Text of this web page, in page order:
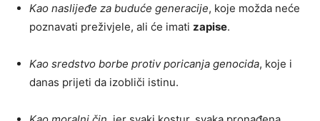
Kao naslijeđe za buduće generacije, koje možda neće
poznavati preživjele, ali će imati zapise.
Kao sredstvo borbe protiv poricanja genocida, koje i
danas prijeti da izobliči istinu.